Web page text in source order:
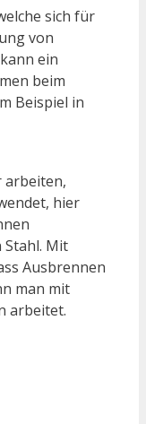
sich für
von
ein
beim
Beispiel in
arbeiten,
hier
Stahl. Mit
Ausbrennen
man mit
arbeitet.